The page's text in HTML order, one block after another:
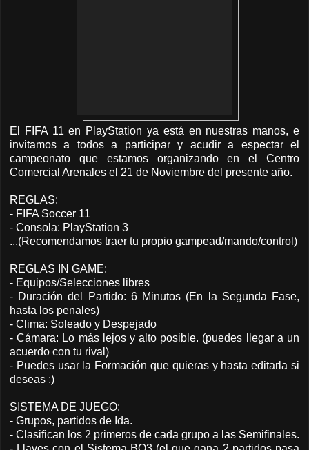
El FIFA 11 en PlayStation ya está en nuestras manos, e
invitamos a todos a participar y acudir a espectar el
campeonato que estamos organizando en el Centro
Comercial Arenales el 21 de Noviembre del presente año.
REGLAS:
- FIFA Soccer 11
- Consola: PlayStation 3
...(Recomendamos traer tu propio gampead/mando/control)
REGLAS IN GAME:
- Equipos/Selecciones libres
- Duración del Partido: 6 Minutos (En la Segunda Fase,
hasta los penales)
- Clima: Soleado y Despejado
- Cámara: Lo más lejos y alto posible. (puedes llegar a un
acuerdo con tu rival)
- Puedes usar la Formación que quieras y hasta editarla si
deseas :)
SISTEMA DE JUEGO:
- Grupos, partidos de Ida.
- Clasifican los 2 primeros de cada grupo a las Semifinales.